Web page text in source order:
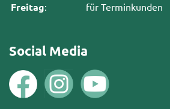
Freitag: für Terminkunden
Social Media